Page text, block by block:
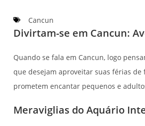
Cancun
Divirtam-se em Cancun:
Quando se fala em Cancun, logo
que desejam aproveitar suas férias
prometem encantar pequenos e
Meraviglias do Aquário